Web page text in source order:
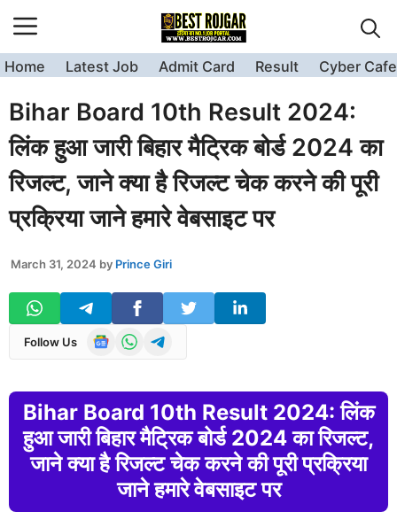
to
content
Home Latest Job Admit Card Result Cyber Cafe
Bihar Board 10th Result 2024:
लिंक हुआ जारी बिहार मैट्रिक बोर्ड 2024 का
रिजल्ट, जाने क्या है रिजल्ट चेक करने की पूरी
प्रक्रिया जाने हमारे वेबसाइट पर
March 31, 2024 by Prince Giri
Follow Us
Bihar Board 10th Result 2024: लिंक
हुआ जारी बिहार मैट्रिक बोर्ड 2024 का रिजल्ट,
जाने क्या है रिजल्ट चेक करने की पूरी प्रक्रिया
जाने हमारे वेबसाइट पर